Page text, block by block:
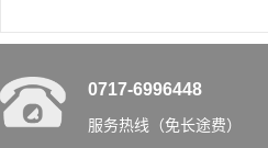
0717-6996448
服务热线（免长途费）